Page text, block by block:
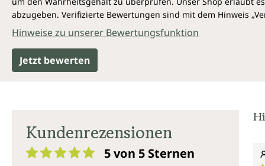
abzugeben. Verifizierte Bewertungen sind mit dem Hinweis
Hinweise zu unserer Bewertungsfunktion
Jetzt bewerten
Kundenrezensionen
5 von 5 Sternen